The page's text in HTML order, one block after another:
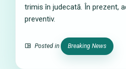
trimis în judecată. În prezent,
preventiv.
Posted in Breaking News